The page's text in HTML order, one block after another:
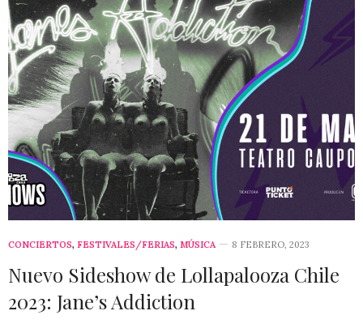
CONCIERTOS, FESTIVALES/FERIAS, MÚSICA 8 FEBRERO, 2023
Nuevo Sideshow de Lollapalooza Chile
2023: Jane’s Addiction